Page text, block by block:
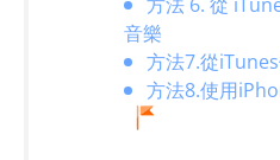
音樂
方法7.從
方法8.使用